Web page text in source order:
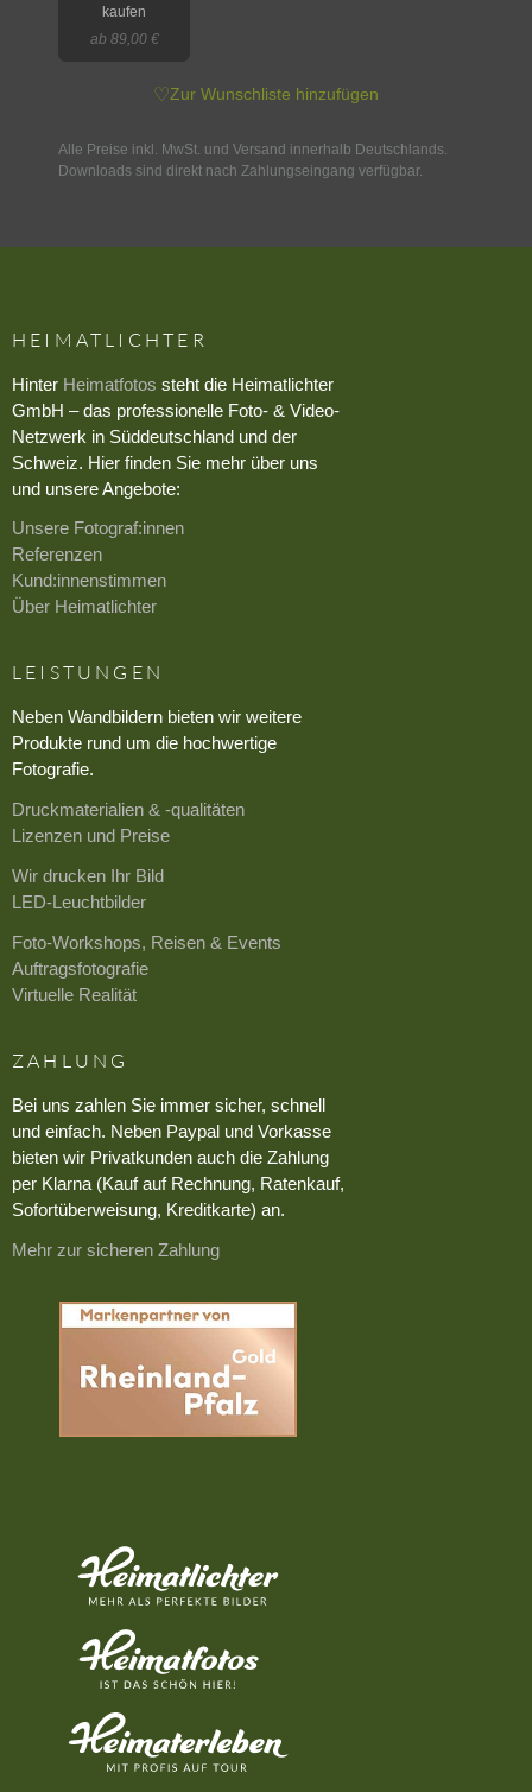
kaufen
ab 89,00 €
♡Zur Wunschliste hinzufügen
Alle Preise inkl. MwSt. und Versand innerhalb Deutschlands.
Downloads sind direkt nach Zahlungseingang verfügbar.
HEIMATLICHTER
Hinter Heimatfotos steht die Heimatlichter
GmbH – das professionelle Foto- & Video-
Netzwerk in Süddeutschland und der
Schweiz. Hier finden Sie mehr über uns
und unsere Angebote:
Unsere Fotograf:innen
Referenzen
Kund:innenstimmen
Über Heimatlichter
LEISTUNGEN
Neben Wandbildern bieten wir weitere
Produkte rund um die hochwertige
Fotografie.
Druckmaterialien & -qualitäten
Lizenzen und Preise
Wir drucken Ihr Bild
LED-Leuchtbilder
Foto-Workshops, Reisen & Events
Auftragsfotografie
Virtuelle Realität
ZAHLUNG
Bei uns zahlen Sie immer sicher, schnell
und einfach. Neben Paypal und Vorkasse
bieten wir Privatkunden auch die Zahlung
per Klarna (Kauf auf Rechnung, Ratenkauf,
Sofortüberweisung, Kreditkarte) an.
Mehr zur sicheren Zahlung